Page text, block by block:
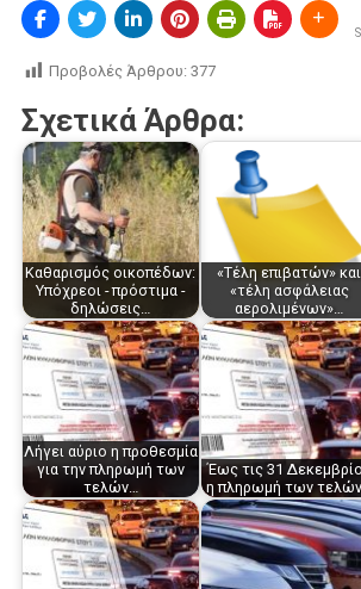
Προβολές Άρθρου: 377
Σχετικά Άρθρα:
Καθαρισμός οικοπέδων:
Υπόχρεοι - πρόστιμα -
δηλώσεις…
«Τέλη επιβατών» και
«τέλη ασφάλειας
αερολιμένων»…
Λήγει αύριο η προθεσμία
για την πληρωμή των
τελών…
Έως τις 31
η πληρωμή των